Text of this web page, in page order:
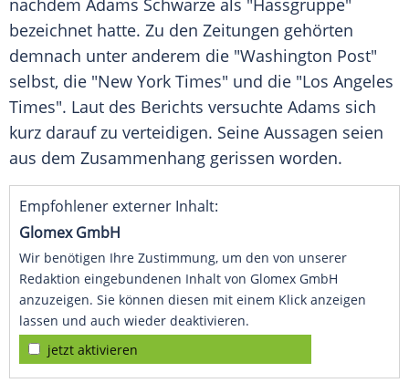
nachdem Adams Schwarze als "Hassgruppe"
bezeichnet hatte. Zu den Zeitungen gehörten
demnach unter anderem die "Washington Post"
selbst, die "New York Times" und die "Los Angeles
Times". Laut des Berichts versuchte Adams sich
kurz darauf zu verteidigen. Seine Aussagen seien
aus dem Zusammenhang gerissen worden.
Empfohlener externer Inhalt:
Glomex GmbH
Wir benötigen Ihre Zustimmung, um den von unserer
Redaktion eingebundenen Inhalt von Glomex GmbH
anzuzeigen. Sie können diesen mit einem Klick anzeigen
lassen und auch wieder deaktivieren.
jetzt aktivieren